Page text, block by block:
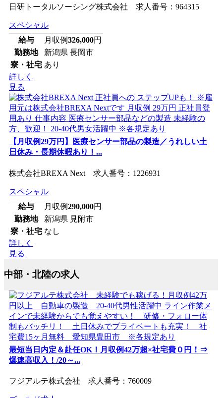
日研トータルソーシング株式会社 求人番号：964315
スペシャル
給与
月収例326,000円
勤務地
新潟県 長岡市
寮・社宅 あり
詳しく
見る
【月収例29万円】医療センサー部品の製造／うれしい土
日休み・長期休暇あり！...
株式会社BREXA Next 求人番号：1226931
スペシャル
給与
月収例290,000円
勤務地
新潟県 見附市
寮・社宅 なし
詳しく
見る
中部・北陸の求人
最短当日内定＆赴任OK！月収例42万超×社宅費０円！⇒
爆速高収入！/20～...
フジアルテ株式会社 求人番号：760009